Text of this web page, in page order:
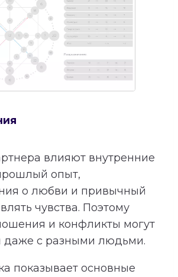
влияют внутренние
опыт,
о любви и привычный
чувства. Поэтому
и конфликты могут
даже с разными людьми.
показывает основные